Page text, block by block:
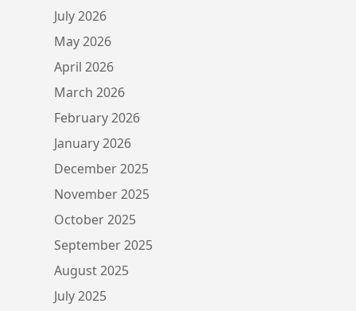
July 2026
May 2026
April 2026
March 2026
February 2026
January 2026
December 2025
November 2025
October 2025
September 2025
August 2025
July 2025